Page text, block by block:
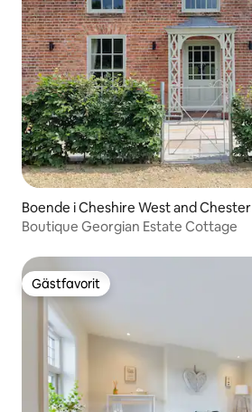
Boende i Cheshire West and Chester
Boutique Georgian Estate Cottage
Gästfavorit
Gästfavorit